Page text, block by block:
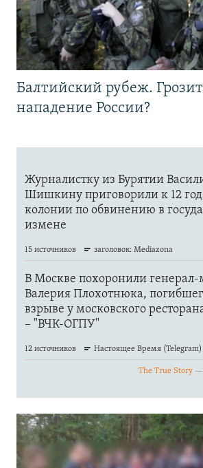
Балтийский рубеж.
нападение России?